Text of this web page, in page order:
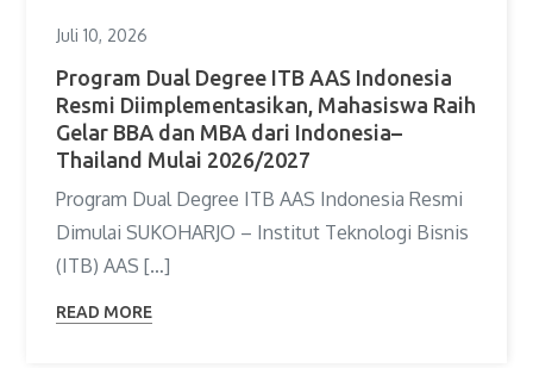
Juli 10, 2026
Program Dual Degree ITB AAS Indonesia
Resmi Diimplementasikan, Mahasiswa Raih
Gelar BBA dan MBA dari Indonesia–
Thailand Mulai 2026/2027
Program Dual Degree ITB AAS Indonesia Resmi
Dimulai SUKOHARJO – Institut Teknologi Bisnis
(ITB) AAS […]
READ MORE